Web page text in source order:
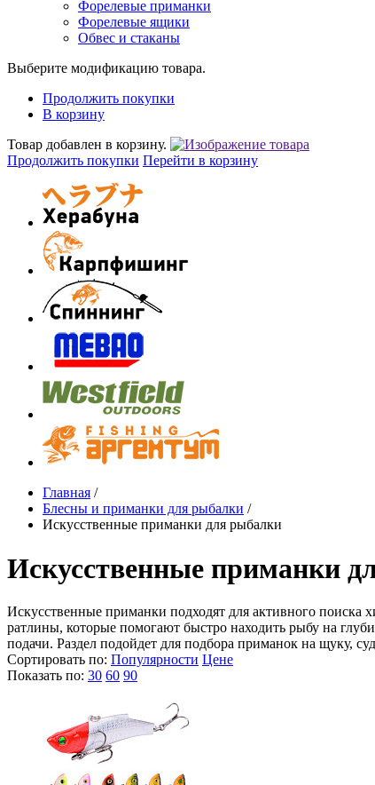
Форелевые приманки
Форелевые ящики
Обвес и стаканы
Выберите модификацию товара.
Продолжить покупки
В корзину
Товар добавлен в корзину.
Продолжить покупки Перейти в корзину
Главная /
Блесны и приманки для рыбалки /
Искусственные приманки для рыбалки
Искусственные приманки
Искусственные приманки подходят для активного
ратлины, которые помогают быстро находить рыбу на
подачи. Раздел подойдет для подбора приманок на щуку,
Сортировать по: Популярности Цене
Показать по: 30 60 90